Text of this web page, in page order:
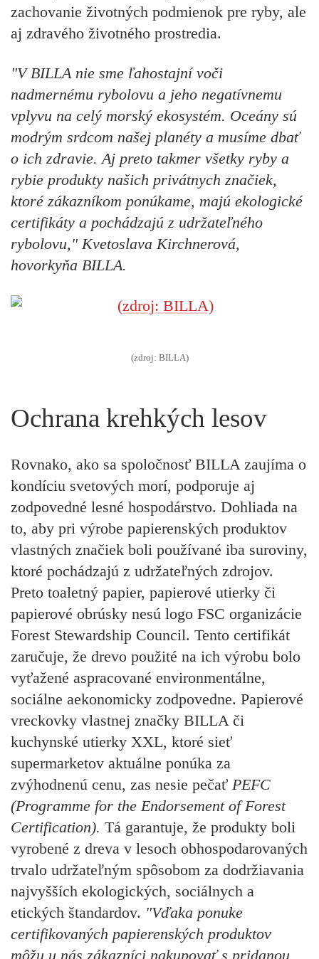
zachovanie životných podmienok pre ryby, ale
aj zdravého životného prostredia.
"V BILLA nie sme ľahostajní voči
nadmernému rybolovu a jeho negatívnemu
vplyvu na celý morský ekosystém. Oceány sú
modrým srdcom našej planéty a musíme dbať
o ich zdravie. Aj preto takmer všetky ryby a
rybie produkty našich privátnych značiek,
ktoré zákazníkom ponúkame, majú ekologické
certifikáty a pochádzajú z udržateľného
rybolovu," Kvetoslava Kirchnerová,
hovorkyňa BILLA.
(zdroj: BILLA)
Ochrana krehkých lesov
Rovnako, ako sa spoločnosť BILLA zaujíma o
kondíciu svetových morí, podporuje aj
zodpovedné lesné hospodárstvo. Dohliada na
to, aby pri výrobe papierenských produktov
vlastných značiek boli používané iba suroviny,
ktoré pochádzajú z udržateľných zdrojov.
Preto toaletný papier, papierové utierky či
papierové obrúsky nesú logo FSC organizácie
Forest Stewardship Council. Tento certifikát
zaručuje, že drevo použité na ich výrobu bolo
vyťažené aspracované environmentálne,
sociálne aekonomicky zodpovedne. Papierové
vreckovky vlastnej značky BILLA či
kuchynské utierky XXL, ktoré sieť
supermarketov aktuálne ponúka za
zvýhodnenú cenu, zas nesie pečať PEFC
(Programme for the Endorsement of Forest
Certification). Tá garantuje, že produkty boli
vyrobené z dreva v lesoch obhospodarovaných
trvalo udržateľným spôsobom za dodržiavania
najvyšších ekologických, sociálnych a
etických štandardov. "Vďaka ponuke
certifikovaných papierenských produktov
môžu u nás zákazníci nakupovať s pridanou